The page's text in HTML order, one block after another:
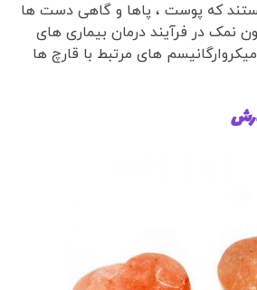
که پوست ، پاها و گاهی دست ها
نمک در فرآیند درمان بیماری های
های مرتبط با قارچ ها